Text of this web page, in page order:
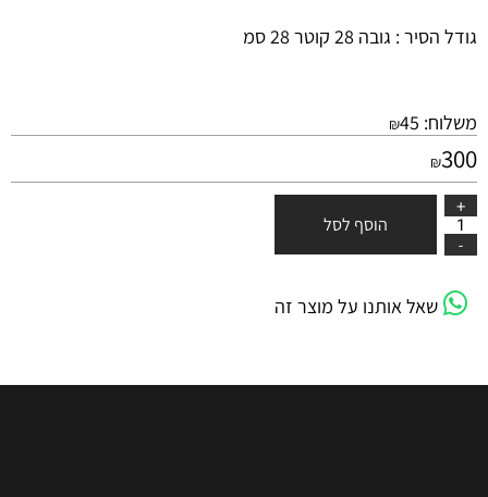
גודל הסיר : גובה 28 קוטר 28 סמ
משלוח: ₪45
₪300
הוסף לסל
שאל אותנו על מוצר זה